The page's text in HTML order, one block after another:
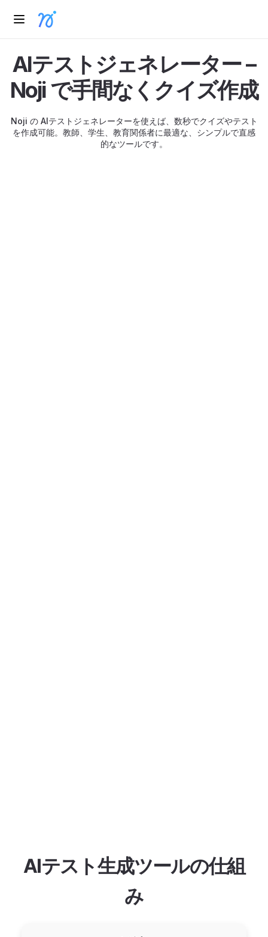
AIテストジェネレーター –
Noji で手間なくクイズ作成
Noji の AIテストジェネレーターを使えば、数秒でクイズやテスト
を作成可能。教師、学生、教育関係者に最適な、シンプルで直感
的なツールです。
AIテスト生成ツールの仕組
み